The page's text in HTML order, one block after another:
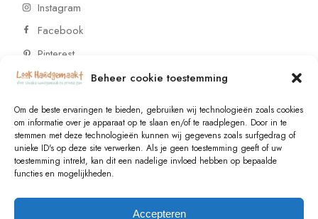
Beheer cookie toestemming
Om de beste ervaringen te bieden, gebruiken wij technologieën zoals cookies
om informatie over je apparaat op te slaan en/of te raadplegen. Door in te
stemmen met deze technologieën kunnen wij gegevens zoals surfgedrag of
unieke ID's op deze site verwerken. Als je geen toestemming geeft of uw
toestemming intrekt, kan dit een nadelige invloed hebben op bepaalde
functies en mogelijkheden.
Accepteren
Instagram
Facebook
Pinterest
CONTACT
Vragen of wensen? Neem contact op!
+31 (0)6 229 021 29